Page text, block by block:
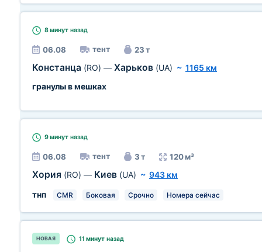
8 минут назад
06.08 тент 23 т
Констанца (RO) — Харьков (UA) ~ 1165 км
гранулы в мешках
9 минут назад
06.08 тент 3 т 120 м³
Хория (RO) — Киев (UA) ~ 943 км
тнп
CMR Боковая Срочно Номера сейчас
НОВАЯ 11 минут назад